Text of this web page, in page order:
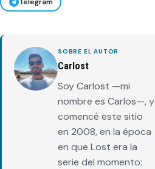
Telegram
SOBRE EL AUTOR
Carlost
Soy Carlost —mi
nombre es Carlos—, y
comencé este sitio
en 2008, en la época
en que Lost era la
serie del momento: